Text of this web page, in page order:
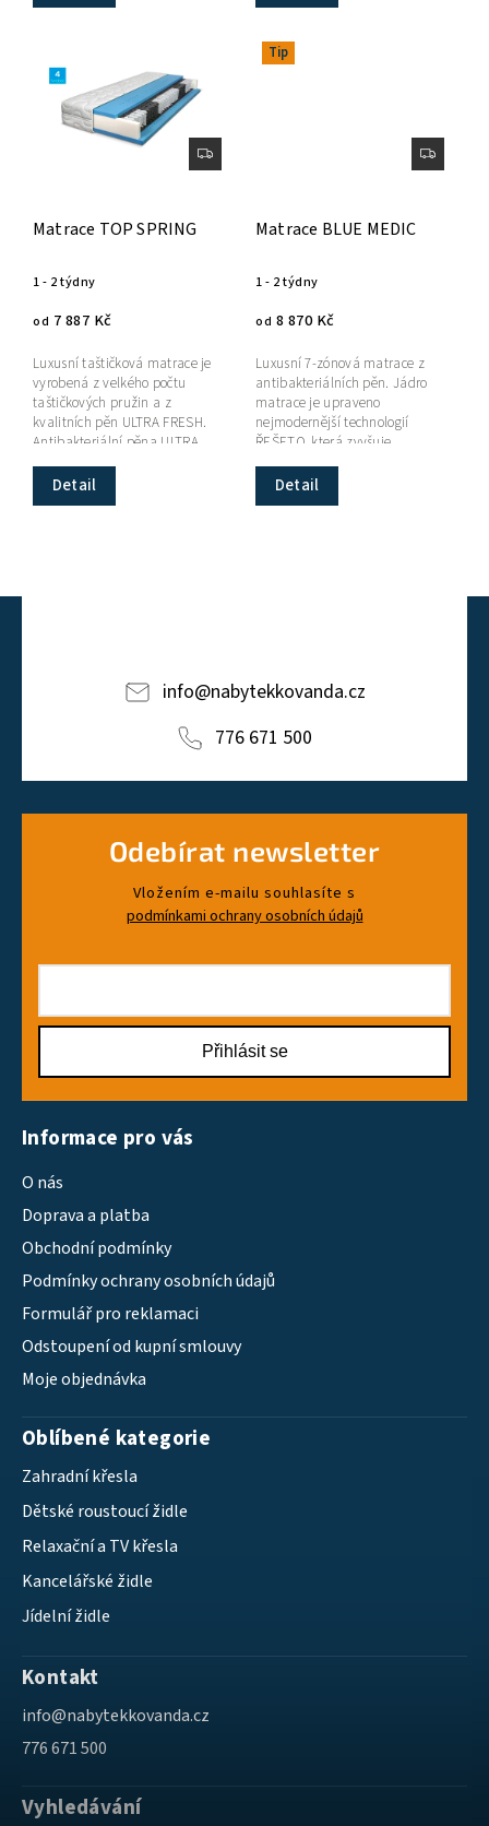
Matrace TOP SPRING
1 - 2 týdny
od 7 887 Kč
Detail
Luxusní taštičková matrace je
vyrobená z velkého počtu
taštičkových pružin a z
kvalitních pěn ULTRA FRESH.
Antibakteriální pěna ULTRA
eliminovat...
Tip
Matrace BLUE MEDIC
1 - 2 týdny
od 8 870 Kč
Detail
Luxusní 7-zónová matrace z
antibakteriálních pěn. Jádro
matrace je upraveno
nejmodernější technologií
ŘEŠETO, která zvyšuje
zónování a prodlužuje...
info@nabytekkovanda.cz
776 671 500
Odebírat newsletter
Vložením e-mailu souhlasíte s
podmínkami ochrany osobních údajů
Přihlásit se
Informace pro vás
O nás
Doprava a platba
Obchodní podmínky
Podmínky ochrany osobních údajů
Formulář pro reklamaci
Odstoupení od kupní smlouvy
Moje objednávka
Oblíbené kategorie
Zahradní křesla
Dětské roustoucí židle
Relaxační a TV křesla
Kancelářské židle
Jídelní židle
Kontakt
info@nabytekkovanda.cz
776 671 500
Vyhledávání